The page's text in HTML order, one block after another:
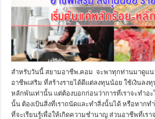
สำหรับวันนี้ สยามอาชีพ.คอม จะพาทุกท่านมาดูแน
อาชีพเสริม ที่สร้างรายได้ดีแต่ลงทุนน้อย ใช้เงินลง
หลักพันเท่านั้น แต่ต้องบอกก่อนว่าการที่เราจะทำอะ
นั้น ต้องเป้นสิ่งที่เราถนัดและทำสิ่งนั้นได้ หรือหากท
ที่จะเรียนรู้เพื่อให้เกิดความชำนาญ ส่วนอาชีพที่เร